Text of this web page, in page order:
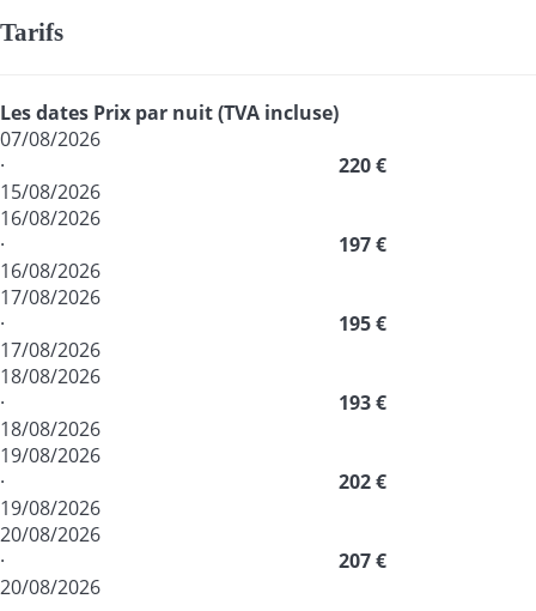
Tarifs
Les dates Prix par nuit (TVA incluse)
07/08/2026
·
15/08/2026
220 €
16/08/2026
·
16/08/2026
197 €
17/08/2026
·
17/08/2026
195 €
18/08/2026
·
18/08/2026
193 €
19/08/2026
·
19/08/2026
202 €
20/08/2026
·
20/08/2026
207 €